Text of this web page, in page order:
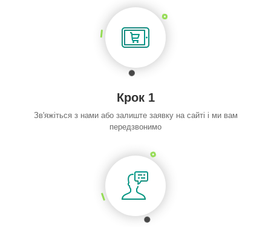
Крок 1
Зв'яжіться з нами або залиште заявку на сайті і ми вам
передзвонимо